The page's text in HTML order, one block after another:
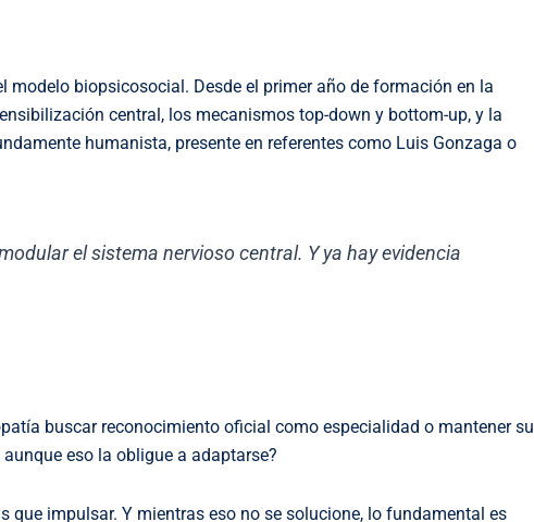
biopsicosocial. Desde el primer año de formación en la
central, los mecanismos top-down y bottom-up, y la
humanista, presente en referentes como Luis Gonzaga o
el sistema nervioso central. Y ya hay evidencia
buscar reconocimiento oficial como especialidad o mantener su
eso la obligue a adaptarse?
impulsar. Y mientras eso no se solucione, lo fundamental es